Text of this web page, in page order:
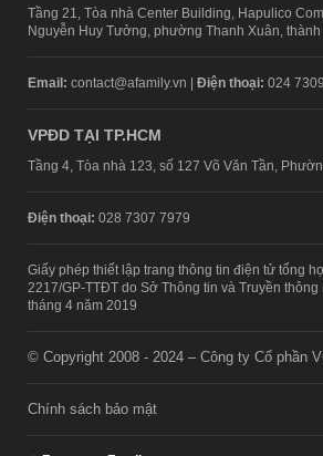
Tầng 21, Tòa nhà Center Building, Hapulico
Nguyễn Huy Tưởng, phường Thanh Xuân,
Email: contact@afamily.vn | Điện thoại: 024
VPĐD TẠI TP.HCM
Tầng 4, Tòa nhà 123, số 127 Võ Văn Tần,
Điện thoại: 028 7307 7979
Giấy phép thiết lập trang thông tin điện tử tổng
2217/GP-TTĐT do Sở Thông tin và Truyền
tháng 4 năm 2019
© Copyright 2008 - 2024 – Công ty Cổ phần
Chính sách bảo mật